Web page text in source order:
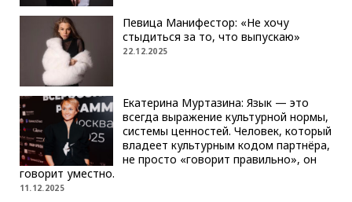
Певица Манифестор: «Не хочу
стыдиться за то, что выпускаю»
22.12.2025
Екатерина Муртазина: Язык — это
всегда выражение культурной нормы,
системы ценностей. Человек, который
владеет культурным кодом партнёра,
не просто «говорит правильно», он
говорит уместно.
11.12.2025